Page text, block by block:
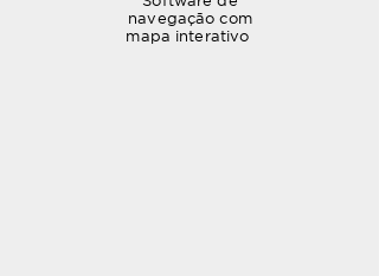
navegação com
mapa interativo